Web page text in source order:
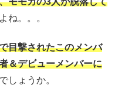
ね。。。
目撃されたこのメンバ
＆デビューメンバーに
しょうか。